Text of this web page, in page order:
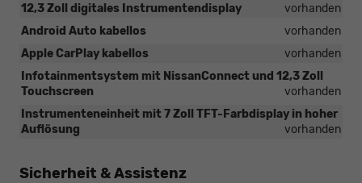
12,3 Zoll digitales Instrumentendisplay
vorhanden
Android Auto kabellos
vorhanden
Apple CarPlay kabellos
vorhanden
Infotainmentsystem mit NissanConnect und 12,3 Zoll
Touchscreen
vorhanden
Instrumenteneinheit mit 7 Zoll TFT-Farbdisplay in hoher
Auflösung
vorhanden
Sicherheit & Assistenz